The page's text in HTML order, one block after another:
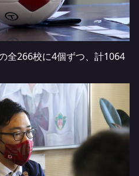
全266校に4個ずつ、計1064